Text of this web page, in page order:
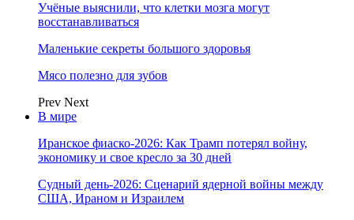
Учёные выяснили, что клетки мозга могут
восстанавливаться
Маленькие секреты большого здоровья
Мясо полезно для зубов
Prev Next
В мире
Иранское фиаско-2026: Как Трамп потерял войну,
экономику и свое кресло за 30 дней
Судный день-2026: Сценарий ядерной войны между
США, Ираном и Израилем